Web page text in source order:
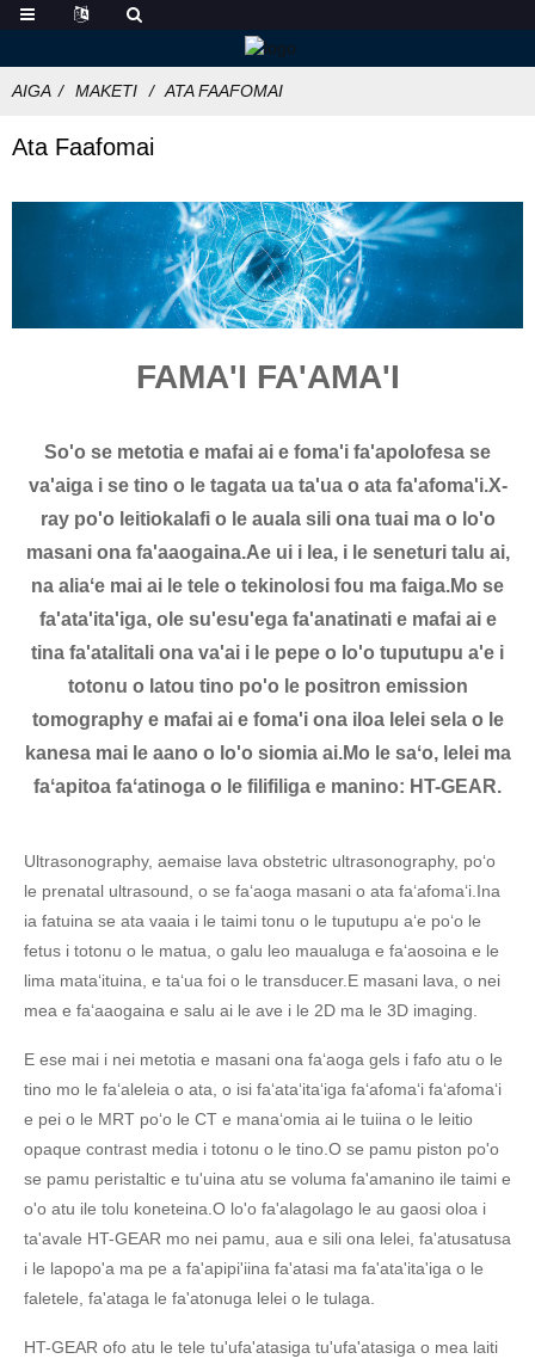
AIGA MAKETI ATA FAAFOMAI
Ata Faafomai
FAMA'I FA'AMA'I
So'o se metotia e mafai ai e foma'i fa'apolofesa se
va'aiga i se tino o le tagata ua ta'ua o ata fa'afoma'i.X-
ray po'o leitiokalafi o le auala sili ona tuai ma o lo'o
masani ona fa'aaogaina.Ae ui i lea, i le seneturi talu ai,
na aliaʻe mai ai le tele o tekinolosi fou ma faiga.Mo se
fa'ata'ita'iga, ole su'esu'ega fa'anatinati e mafai ai e
tina fa'atalitali ona va'ai i le pepe o lo'o tuputupu a'e i
totonu o latou tino po'o le positron emission
tomography e mafai ai e foma'i ona iloa lelei sela o le
kanesa mai le aano o lo'o siomia ai.Mo le saʻo, lelei ma
faʻapitoa faʻatinoga o le filifiliga e manino: HT-GEAR.
Ultrasonography, aemaise lava obstetric ultrasonography, poʻo
le prenatal ultrasound, o se faʻaoga masani o ata faʻafomaʻi.Ina
ia fatuina se ata vaaia i le taimi tonu o le tuputupu aʻe poʻo le
fetus i totonu o le matua, o galu leo ​​maualuga e faʻaosoina e le
lima mataʻituina, e taʻua foi o le transducer.E masani lava, o nei
mea e faʻaaogaina e salu ai le ave i le 2D ma le 3D imaging.
E ese mai i nei metotia e masani ona faʻaoga gels i fafo atu o le
tino mo le faʻaleleia o ata, o isi faʻataʻitaʻiga faʻafomaʻi faʻafomaʻi
e pei o le MRT poʻo le CT e manaʻomia ai le tuiina o le leitio
opaque contrast media i totonu o le tino.O se pamu piston po'o
se pamu peristaltic e tu'uina atu se voluma fa'amanino ile taimi e
o'o atu ile tolu koneteina.O lo'o fa'alagolago le au gaosi oloa i
ta'avale HT-GEAR mo nei pamu, aua e sili ona lelei, fa'atusatusa
i le lapopo'a ma pe a fa'apipi'iina fa'atasi ma fa'ata'ita'iga o le
faletele, fa'ataga le fa'atonuga lelei o le tulaga.
HT-GEAR ofo atu le tele tu'ufa'atasiga tu'ufa'atasiga o mea laiti